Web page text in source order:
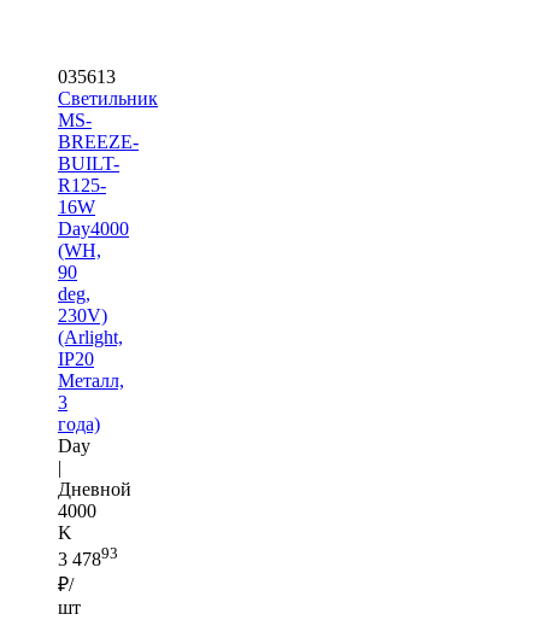
035613
Светильник
MS-
BREEZE-
BUILT-
R125-
16W
Day4000
(WH,
90
deg,
230V)
(Arlight,
IP20
Металл,
3
года)
Day
|
Дневной
4000
K
3 47893
₽/
шт